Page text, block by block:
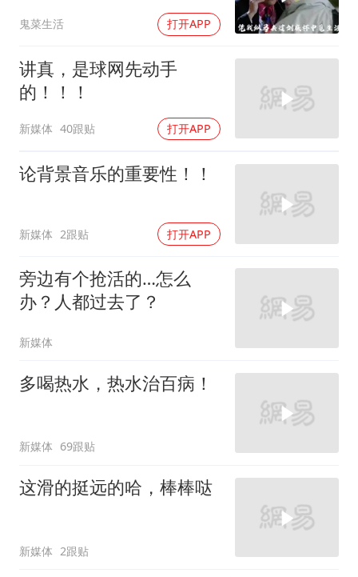
鬼菜生活 打开APP
讲真，是球网先动手
的！！！
新媒体 40跟贴 打开APP
论背景音乐的重要性！！
新媒体 2跟贴 打开APP
旁边有个抢活的…怎么
办？人都过去了？
新媒体
多喝热水，热水治百病！
新媒体 69跟贴
这滑的挺远的哈，棒棒哒
新媒体 2跟贴